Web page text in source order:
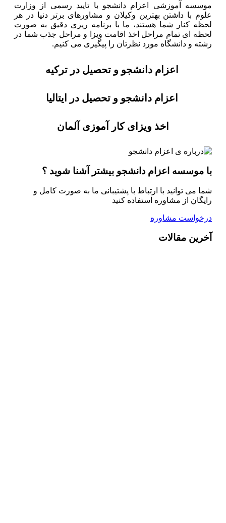
موسسه آموزشی اعزام دانشجو با تایید رسمی از وزارت
علوم با داشتن بهترین وکیلان و مشاورهای برتر دنیا در هر
لحظه کنار شما هستند، ما با برنامه ریزی دقیق به صورت
لحظه ای تمام مراحل اخذ اقامت ویزا و مراحل جذب شما در
رشته و دانشگاه مورد نظرتان را پیگیری می کنیم.
اعزام دانشجو و تحصیل در ترکیه
اعزام دانشجو و تحصیل در ایتالیا
اخذ ویزای کار آموزی آلمان
با موسسه اعزام دانشجو بیشتر آشنا شوید ؟
شما می توانید با ارتباط با پشتیبانی ما به صورت کامل و
رایگان از مشاوره استفاده کنید
درخواست مشاوره
آخرین مقالات